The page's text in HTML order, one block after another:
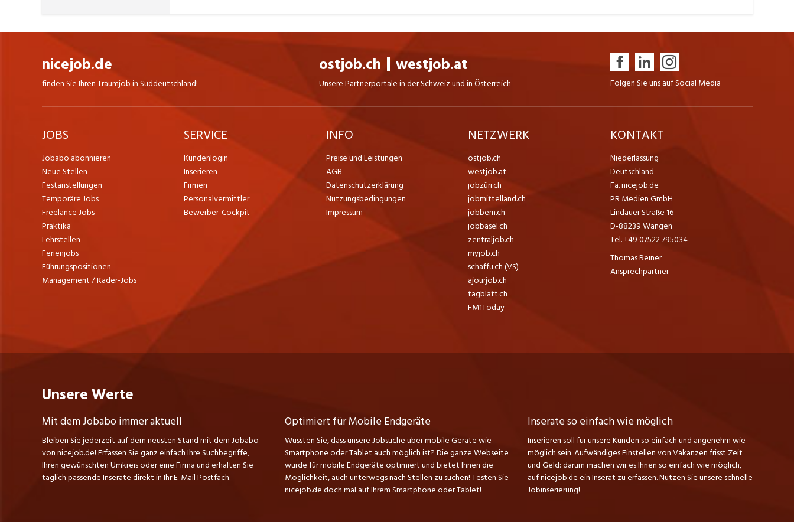
Architekturstandards und Sicherstellung derer Einhaltung. Mitverantwortung bei der Definition und Abnahme- und Akzeptanzkriterien für die Durchführung
von User Acceptance Tests (Qualitätssicherung).
nicejob.de
finden Sie Ihren Traumjob in Süddeutschland!
ostjob.ch westjob.at
Unsere Partnerportale in der Schweiz und in Österreich Folgen Sie uns auf Social Media
JOBS
Jobabo abonnieren
Neue Stellen
Festanstellungen
Temporäre Jobs
Freelance Jobs
Praktika
Lehrstellen
Ferienjobs
Führungspositionen
Management / Kader-Jobs
SERVICE
Kundenlogin
Inserieren
Firmen
Personalvermittler
Bewerber-Cockpit
INFO
Preise und Leistungen
AGB
Datenschutzerklärung
Nutzungsbedingungen
Impressum
NETZWERK
ostjob.ch
westjob.at
jobzüri.ch
jobmittelland.ch
jobbern.ch
jobbasel.ch
zentraljob.ch
myjob.ch
schaffu.ch (VS)
ajourjob.ch
tagblatt.ch
FM1Today
KONTAKT
Niederlassung
Deutschland
Fa. nicejob.de
PR Medien GmbH
Lindauer Straße 16
D-88239 Wangen
Tel. +49 07522 795034
Thomas Reiner
Ansprechpartner
Unsere Werte
Mit dem Jobabo immer aktuell
Bleiben Sie jederzeit auf dem neusten Stand mit dem Jobabo
von nicejob.de! Erfassen Sie ganz einfach Ihre Suchbegriffe,
Ihren gewünschten Umkreis oder eine Firma und erhalten Sie
täglich passende Inserate direkt in Ihr E-Mail Postfach.
Optimiert für Mobile Endgeräte
Wussten Sie, dass unsere Jobsuche über mobile Geräte wie
Smartphone oder Tablet auch möglich ist? Die ganze Webseite
wurde für mobile Endgeräte optimiert und bietet Ihnen die
Möglichkeit, auch unterwegs nach Stellen zu suchen! Testen Sie
nicejob.de doch mal auf Ihrem Smartphone oder Tablet!
Inserate so einfach wie möglich
Inserieren soll für unsere Kunden so einfach und angenehm wie
möglich sein. Aufwändiges Einstellen von Vakanzen frisst Zeit
und Geld: darum machen wir es Ihnen so einfach wie möglich,
auf nicejob.de ein Inserat zu erfassen. Nutzen Sie unsere schnelle
Jobinserierung!